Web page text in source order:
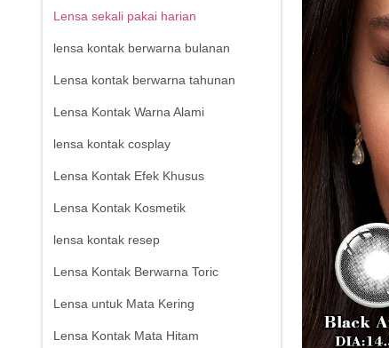
Lensa sekali pakai harian
lensa kontak berwarna bulanan
Lensa kontak berwarna tahunan
Lensa Kontak Warna Alami
lensa kontak cosplay
Lensa Kontak Efek Khusus
Lensa Kontak Kosmetik
lensa kontak resep
Lensa Kontak Berwarna Toric
Lensa untuk Mata Kering
Lensa Kontak Mata Hitam